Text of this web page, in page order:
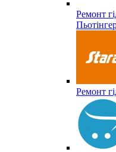
Ремонт
Ремонт